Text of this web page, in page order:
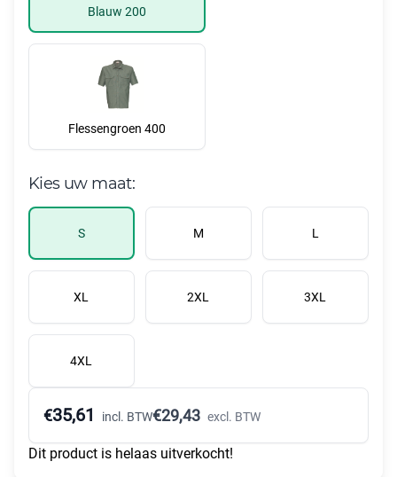
Blauw 200
Flessengroen 400
Kies uw maat:
S M L
XL 2XL 3XL
4XL
€35,61 incl. BTW€29,43 excl. BTW
Dit product is helaas uitverkocht!